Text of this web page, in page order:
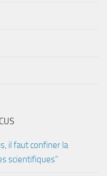
il faut confiner la
scientifiques”